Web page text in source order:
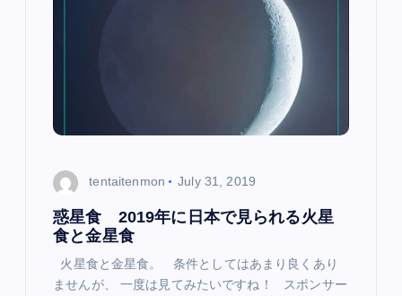
tentaitenmon July 31, 2019
惑星食 2019年に日本で見られる火星
食と金星食
火星食と金星食。 条件としてはあまり良くあり
ませんが、 一度は見てみたいですね！ スポンサー